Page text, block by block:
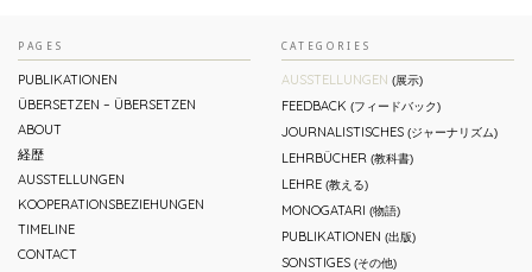
PAGES
PUBLIKATIONEN
ÜBERSETZEN – ÜBERSETZEN
ABOUT
経歴
AUSSTELLUNGEN
KOOPERATIONSBEZIEHUNGEN
TIMELINE
CONTACT
CATEGORIES
AUSSTELLUNGEN (展示)
FEEDBACK (フィードバック)
JOURNALISTISCHES(ジャーナリズム)
LEHRBÜCHER (教科書)
LEHRE(教える)
MONOGATARI (物語)
PUBLIKATIONEN (出版)
SONSTIGES(その他)